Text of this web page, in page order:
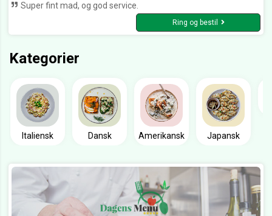
Super fint mad, og god service.
Ring og bestil
Kategorier
Italiensk Dansk Amerikansk Japansk